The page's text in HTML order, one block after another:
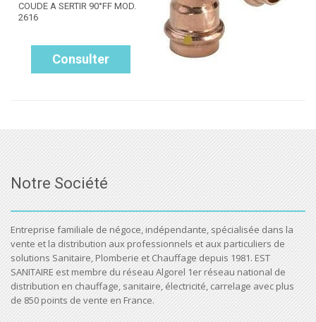
COUDE A SERTIR 90°FF MOD.
2616
Consulter
Notre Société
Entreprise familiale de négoce, indépendante, spécialisée dans la
vente et la distribution aux professionnels et aux particuliers de
solutions Sanitaire, Plomberie et Chauffage depuis 1981. EST
SANITAIRE est membre du réseau Algorel 1er réseau national de
distribution en chauffage, sanitaire, électricité, carrelage avec plus
de 850 points de vente en France.